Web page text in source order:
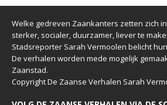
Welke gedreven Zaankanters zetten zich
sterker, socialer, duurzamer, liever te
Stadsreporter Sarah Vermoolen belicht
De verhalen worden mede mogelijk
Zaanstad.
Copyright De Zaanse Verhalen Sarah